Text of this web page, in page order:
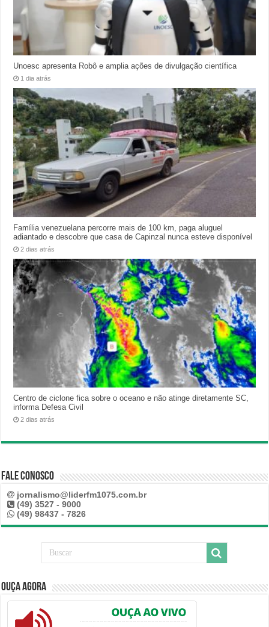
Unoesc apresenta Robô e amplia ações de divulgação científica
1 dia atrás
Família venezuelana percorre mais de 100 km, paga aluguel
adiantado e descobre que casa de Capinzal nunca esteve disponível
2 dias atrás
Centro de ciclone fica sobre o oceano e não atinge diretamente SC,
informa Defesa Civil
2 dias atrás
Fale Conosco
jornalismo@liderfm1075.com.br
(49) 3527 - 9000
(49) 98437 - 7826
Ouça Agora